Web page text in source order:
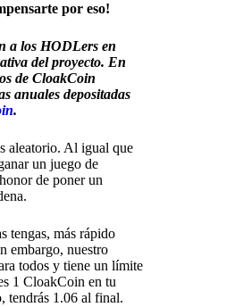
por eso!
a los HODLers en
del proyecto. En
de CloakCoin
anuales depositadas
.
aleatorio. Al igual que
un juego de
de poner un
tengas, más rápido
embargo, nuestro
todos y tiene un límite
1 CloakCoin en tu
tendrás 1.06 al final.